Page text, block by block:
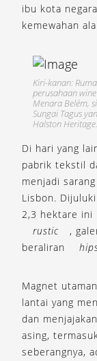
ibu kota
kemewahan
Kiri-kanan:
perusahaan
Menara Belém,
Sungai Tagus
Halston Heritage.
Di hari yang
pabrik tekstil
menjadi sarang
Lisbon. Dijuluki
2,3 hektare ini
rustic
,
beraliran
Magnet
lantai yang
dan
asing,
seberangnya,